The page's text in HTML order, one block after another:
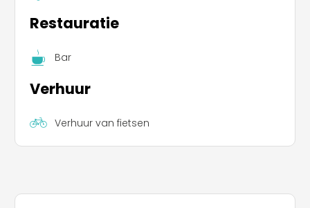
Restauratie
Bar
Verhuur
Verhuur van fietsen